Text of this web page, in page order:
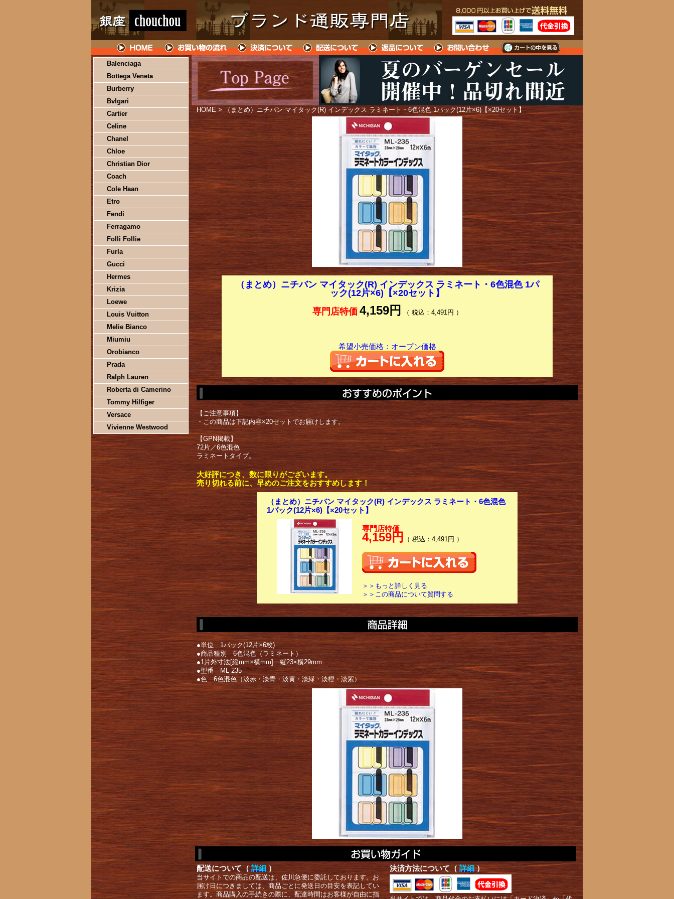
Balenciaga
Bottega Veneta
Burberry
Bvlgari
Cartier
Celine
Chanel
Chloe
Christian Dior
Coach
Cole Haan
Etro
Fendi
Ferragamo
Folli Follie
Furla
Gucci
Hermes
Krizia
Loewe
Louis Vuitton
Melie Bianco
Miumiu
Orobianco
Prada
Ralph Lauren
Roberta di Camerino
Tommy Hilfiger
Versace
Vivienne Westwood
HOME > （まとめ）ニチバン マイタック(R) インデックス ラミネート・6色混色 1パック(12片×6)【×20セット】
（まとめ）ニチバン マイタック(R) インデックス ラミネート・6色混色 1パ
ック(12片×6)【×20セット】
専門店特価 4,159円 （ 税込：4,491円 ）
希望小売価格：オープン価格
【ご注意事項】
・この商品は下記内容×20セットでお届けします。
【GPN掲載】
72片／6色混色
ラミネートタイプ。
大好評につき、数に限りがございます。
売り切れる前に、早めのご注文をおすすめします！
（まとめ）ニチバン マイタック(R) インデックス ラミネート・6色混色
1パック(12片×6)【×20セット】
専門店特価
4,159円 （ 税込：4,491円 ）
＞＞もっと詳しく見る
＞＞この商品について質問する
●単位 1パック(12片×6枚)
●商品種別 6色混色（ラミネート）
●1片外寸法[縦mm×横mm] 縦23×横29mm
●型番 ML-235
●色 6色混色（淡赤・淡青・淡黄・淡緑・淡橙・淡紫）
配送について（ 詳細 ）
当サイトでの商品の配送は、佐川急便に委託しております。お
届け日につきましては、商品ごとに発送日の目安を表記してい
ます。商品購入の手続きの際に、配達時間はお客様が自由に指
決済方法について（ 詳細 ）